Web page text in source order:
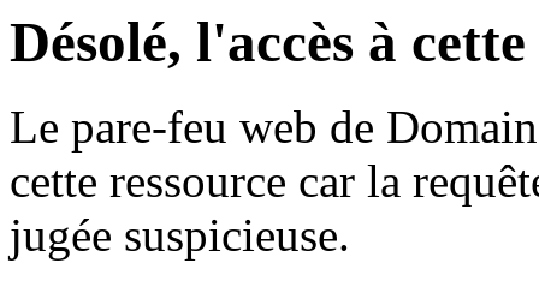
Désolé, l'accès à
Le pare-feu web de
cette ressource car la
jugée suspicieuse.